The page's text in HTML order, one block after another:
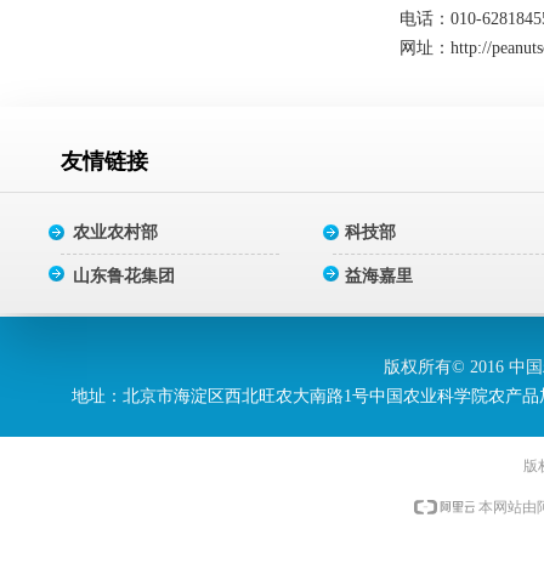
电话：010-
网址： http://
友情链接
农业农村部
山东鲁花集团
科技部
益海嘉里
版权所有© 2016 中
地址：北京市海淀区西北旺农大南路1号中国农业科学院农产
版
本网站由